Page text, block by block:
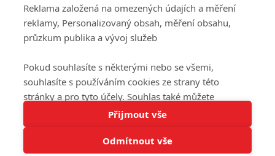
Tato stránka používá soubory cookies.
Rozumím
Ochrana osobních údajů|Zásady používání cookies |Pravidla webu
Upravit nastavení soukromí
© 2016 – 2026 FandimeSerialum.cz / All rights reserved /
Reklama založená na omezených údajích a měření
reklamy, Personalizovaný obsah, měření obsahu,
průzkum publika a vývoj služeb
Pokud souhlasíte s některými nebo se všemi,
souhlasíte s používáním cookies ze strany této
stránky a pro tyto účely. Souhlas také můžete
odmítnout, ale v takovém případě vám na stránce
nebudou k dispozici některé personalizované funkce.
Vaše volby souhlasu se budou vztahovat pouze na
Přijmout vše
Odmítnout vše